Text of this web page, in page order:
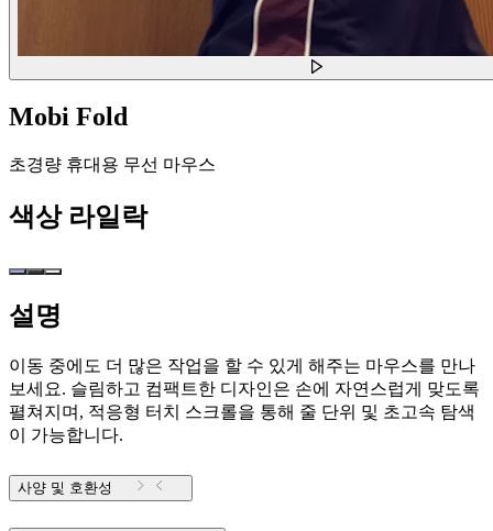
Mobi Fold
초경량 휴대용 무선 마우스
색상 라일락
설명
이동 중에도 더 많은 작업을 할 수 있게 해주는 마우스를 만나
보세요. 슬림하고 컴팩트한 디자인은 손에 자연스럽게 맞도록
펼쳐지며, 적응형 터치 스크롤을 통해 줄 단위 및 초고속 탐색
이 가능합니다.
사양 및 호환성